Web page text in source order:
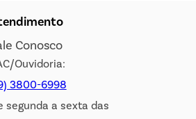
Conosco
Ouvidoria:
3800-6998
segunda a sexta das